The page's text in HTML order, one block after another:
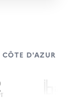
D'AZUR